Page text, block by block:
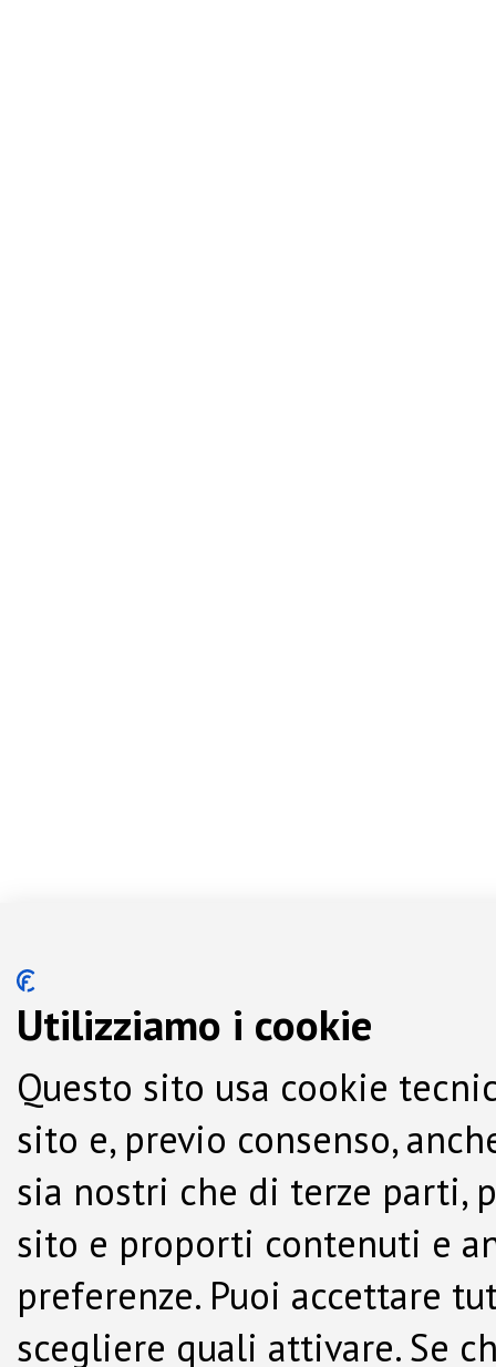
Utilizziamo i cookie
Questo sito usa cookie
sito e, previo consenso,
sia nostri che di terze parti,
sito e proporti contenuti e
preferenze. Puoi accettare
scegliere quali attivare. Se